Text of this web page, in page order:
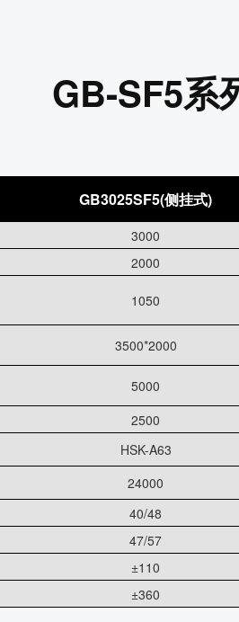
GB-SF5系
GB3025SF5(侧挂式)
3000
2000
1050
3500*2000
5000
2500
HSK-A63
24000
40/48
47/57
±110
±360